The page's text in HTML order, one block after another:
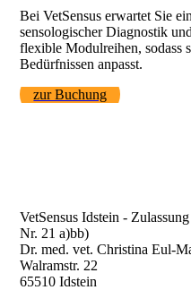
Bei VetSensus erwartet Sie
sensologischer Diagnostik
flexible Modulreihen, sodass
Bedürfnissen anpasst.
zur Buchung
VetSensus Idstein -
Nr. 21 a)bb)
Dr. med. vet. Christina Eul-
Walramstr. 22
65510 Idstein